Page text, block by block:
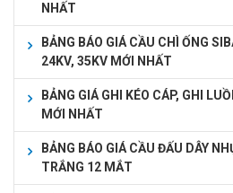
NHẤT
BẢNG BÁO GIÁ CẦU CHÌ ỐNG
24KV, 35KV MỚI NHẤT
BẢNG GIÁ GHI KÉO CÁP, GHI
MỚI NHẤT
BẢNG BÁO GIÁ CẦU ĐẤU DÂY
TRẮNG 12 MẮT